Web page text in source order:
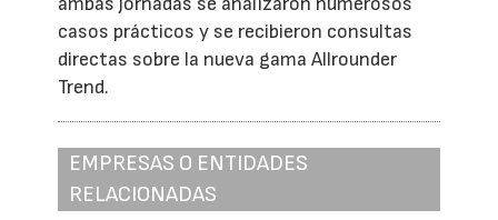
casos prácticos y se recibieron consultas
directas sobre la nueva gama Allrounder
Trend.
EMPRESAS O ENTIDADES
RELACIONADAS